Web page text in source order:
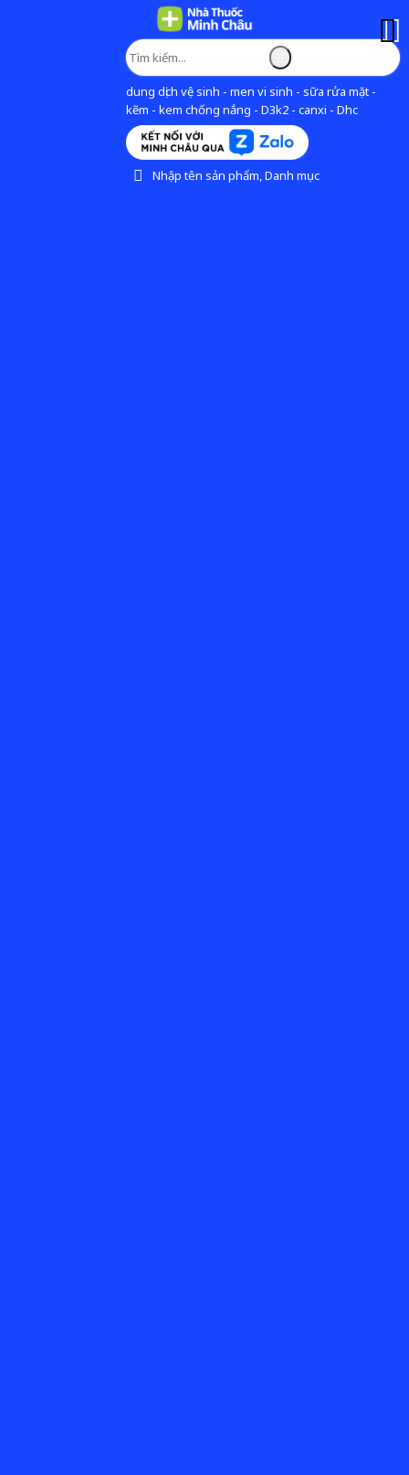
dung dịch vệ sinh - men vi sinh - sữa rửa mặt -
kẽm - kem chống nắng - D3k2 - canxi - Dhc
Nhập tên sản phẩm, Danh mục